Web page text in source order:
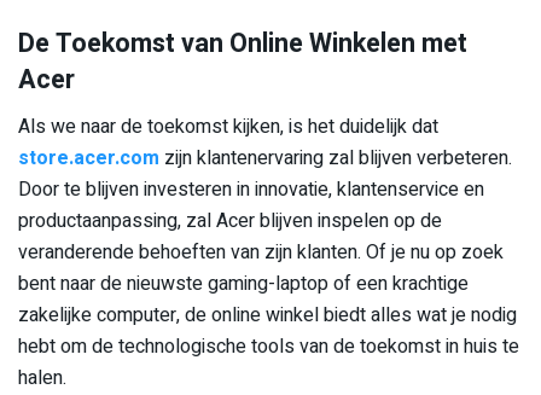
De Toekomst van Online Winkelen met
Acer
Als we naar de toekomst kijken, is het duidelijk dat
store.acer.com zijn klantenervaring zal blijven verbeteren.
Door te blijven investeren in innovatie, klantenservice en
productaanpassing, zal Acer blijven inspelen op de
veranderende behoeften van zijn klanten. Of je nu op zoek
bent naar de nieuwste gaming-laptop of een krachtige
zakelijke computer, de online winkel biedt alles wat je nodig
hebt om de technologische tools van de toekomst in huis te
halen.